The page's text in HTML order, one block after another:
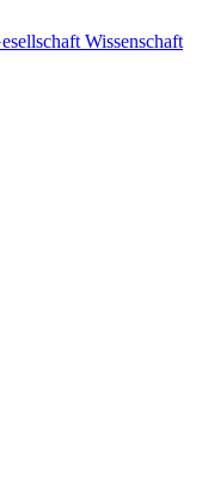
Wissenschaft